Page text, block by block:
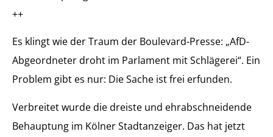
++
Es klingt wie der Traum der Boulevard-Presse: „AfD-
Abgeordneter droht im Parlament mit Schlägerei“. Ein
Problem gibt es nur: Die Sache ist frei erfunden.
Verbreitet wurde die dreiste und ehrabschneidende
Behauptung im Kölner Stadtanzeiger. Das hat jetzt